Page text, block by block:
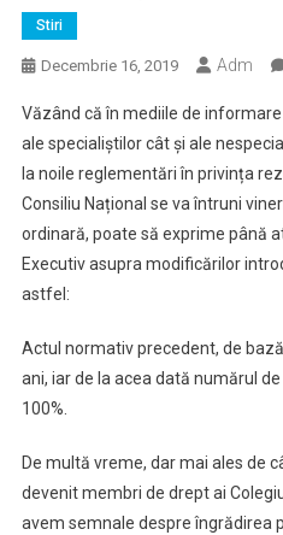
Stiri
Decembrie 16, 2019 Adm
Văzând că în mediile de
ale specialiștilor cât și ale
la noile reglementări în privința
Consiliu Național se va întruni
ordinară, poate să exprime până
Executiv asupra modificărilor
astfel:
Actul normativ precedent, de
ani, iar de la acea dată numărul
100%.
De multă vreme, dar mai ales de
devenit membri de drept ai
avem semnale despre îngrădirea